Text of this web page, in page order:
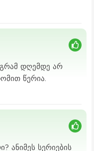
დღემდე არ
წერია.
ანიმეს სერიების